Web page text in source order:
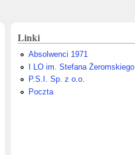
Linki
Absolwenci 1971
I LO im. Stefana Żeromskiego
P.S.I. Sp. z o.o.
Poczta